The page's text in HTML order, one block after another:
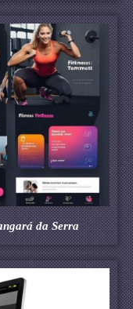
da Serra